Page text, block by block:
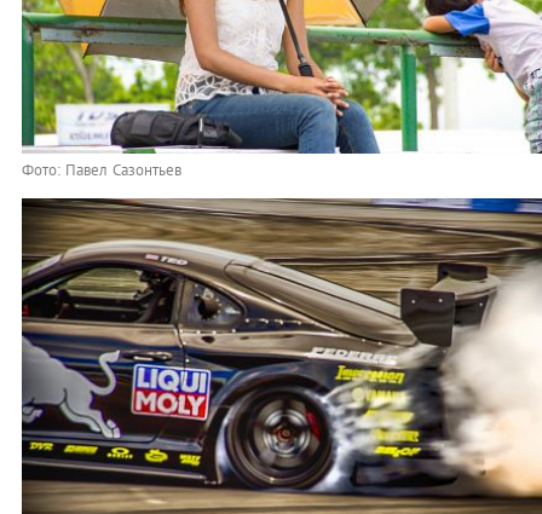
Фото: Павел Сазонтьев